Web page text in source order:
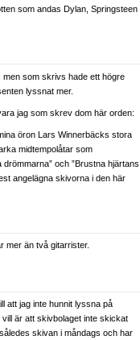
som andas Dylan, Springsteen
men som skrivs hade ett högre
lyssnat mer.
jag som skrev dom här orden:
öron Lars Winnerbäcks stora
midtempolåtar som
drömmarna” och ”Brustna hjärtans
angelägna skivorna i den här
mer än två gitarrister.
att jag inte hunnit lyssna på
är att skivbolaget inte skickat
skivan i måndags och har